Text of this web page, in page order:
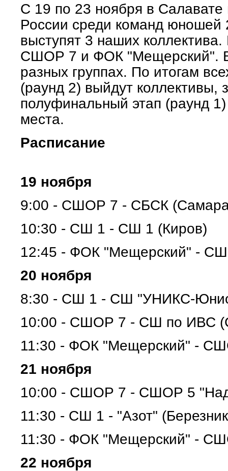
С 19 по 23 ноября в Салавате
России среди команд юношей
выступят 3 наших
СШОР 7 и ФОК "Мещерский".
разных группах. По итогам
(раунд 2) выйдут коллективы,
полуфинальный этап (раунд
места.
Расписание
19 ноября
9:00 - СШОР 7 - СБСК
10:30 - СШ 1 - СШ 1 (Киров)
12:45 - ФОК "Мещерский" - СШ
20 ноября
8:30 - СШ 1 - СШ "УНИКС-
10:00 - СШОР 7 - СШ по ИВС
11:30 - ФОК "Мещерский" -
21 ноября
10:00 - СШОР 7 - СШОР 5
11:30 - СШ 1 - "Азот"
11:30 - ФОК "Мещерский" -
22 ноября